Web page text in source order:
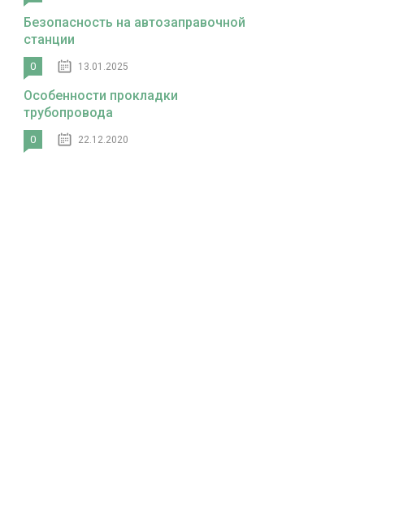
Безопасность на автозаправочной
станции
0 13.01.2025
Особенности прокладки
трубопровода
0 22.12.2020